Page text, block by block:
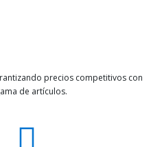
precios competitivos con
de artículos.